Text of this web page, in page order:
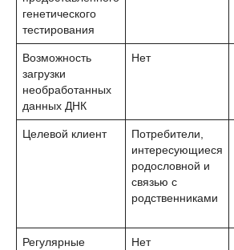
генетического
тестирования
Возможность
загрузки
необработанных
данных ДНК
Нет
Целевой клиент
Потребители,
интересующиеся
родословной и
связью с
родственниками
Регулярные
Нет